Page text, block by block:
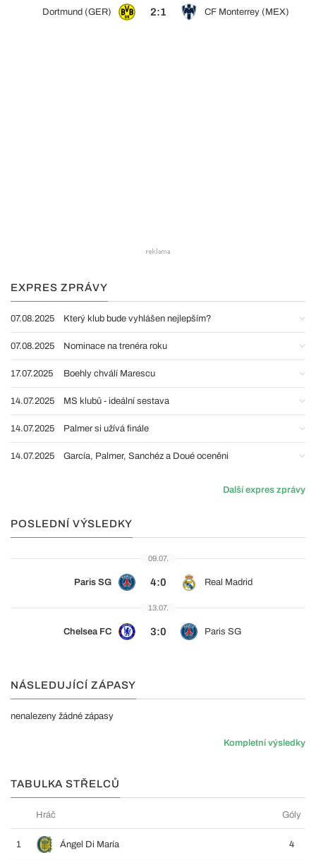
Dortmund (GER) 2:1 CF Monterrey (MEX)
EXPRES ZPRÁVY
07.08.2025 Který klub bude vyhlášen nejlepším?
07.08.2025 Nominace na trenéra roku
17.07.2025 Boehly chválí Marescu
14.07.2025 MS klubů - ideální sestava
14.07.2025 Palmer si užívá finále
14.07.2025 García, Palmer, Sanchéz a Doué oceněni
Další expres zprávy
POSLEDNÍ VÝSLEDKY
09.07.
Paris SG 4:0 Real Madrid
13.07.
Chelsea FC 3:0 Paris SG
NÁSLEDUJÍCÍ ZÁPASY
nenalezeny žádné zápasy
Kompletní výsledky
TABULKA STŘELCŮ
Hráč Góly
1 Ángel Di María 4